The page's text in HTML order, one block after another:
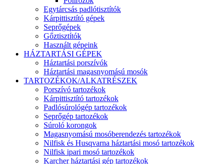
Egytárcsás padlótisztítók
Kárpittisztító gépek
Seprőgépek
Gőztisztítók
Használt gépeink
HÁZTARTÁSI GÉPEK
Háztartási porszívók
Háztartási magasnyomású mosók
TARTOZÉKOK/ALKATRÉSZEK
Porszívó tartozékok
Kárpittisztító tartozékok
Padlósúrológép tartozékok
Seprőgép tartozékok
Súroló korongok
Magasnyomású mosóberendezés tartozékok
Nilfisk és Husqvarna háztartási mosó tartozékok
Nilfisk ipari mosó tartozékok
Karcher háztartási gép tartozékok